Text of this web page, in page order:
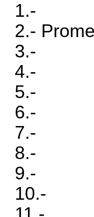
1.-
2.-
3.-
4.-
5.-
6.-
7.-
8.-
9.-
10.-